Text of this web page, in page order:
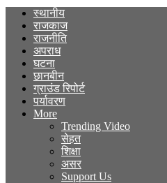
The Janmitra
The Janmitra
स्थानीय
राजकाज
राजनीति
अपराध
घटना
छानबीन
ग्राउंड रिपोर्ट
पर्यावरण
More
Trending Video
सेहत
शिक्षा
असर
Support Us